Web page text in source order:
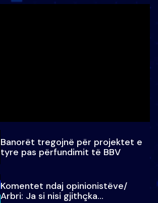
Banorët tregojnë për projektet e
tyre pas përfundimit të BBV
Komentet ndaj opinionistëve/
Arbri: Ja si nisi gjithçka…